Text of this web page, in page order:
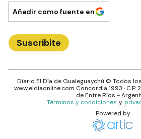
Añadir como fuente en
Suscribite
Diario El Día de Gualeguaychú © Todos
www.eldiaonline.com Concordia 1993 · C.P.
deEntre Ríos -
Términos y condiciones y
Powered by